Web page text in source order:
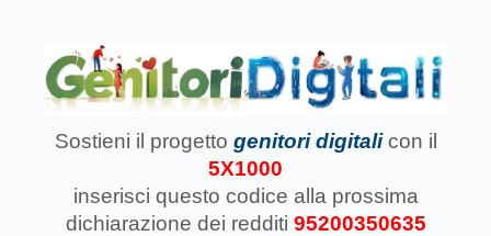
Sostieni il progetto genitori digitali con il
5X1000
inserisci questo codice alla prossima
dichiarazione dei redditi 95200350635